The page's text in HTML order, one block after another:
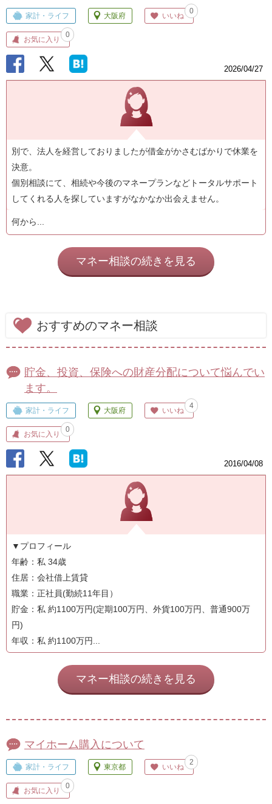
家計・ライフ 大阪府 いいね
0
お気に入り
0
2026/04/27
別で、法人を経営しておりましたが借金がかさむばかりで休業を
決意。
個別相談にて、相続や今後のマネープランなどトータルサポート
してくれる人を探していますがなかなか出会えません。
何から...
マネー相談の続きを見る
おすすめのマネー相談
貯金、投資、保険への財産分配について悩んでい
ます。
家計・ライフ 大阪府 いいね
4
お気に入り
0
2016/04/08
▼プロフィール
年齢：私 34歳
住居：会社借上賃貸
職業：正社員(勤続11年目）
貯金：私 約1100万円(定期100万円、外貨100万円、普通900万
円)
年収：私 約1100万円...
マネー相談の続きを見る
マイホーム購入について
家計・ライフ 東京都 いいね
2
お気に入り
0